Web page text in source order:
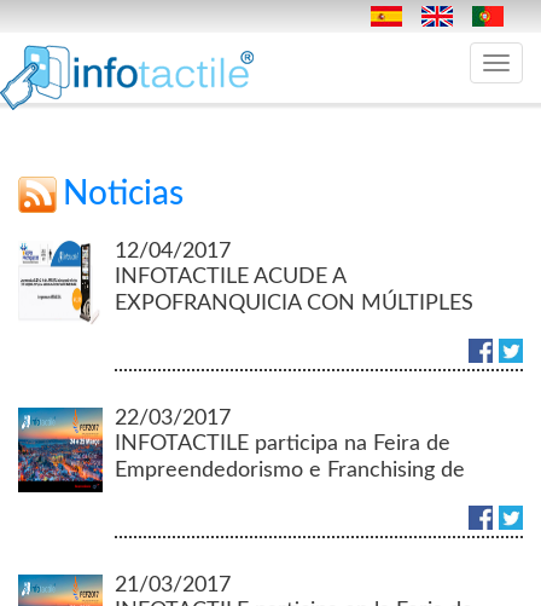
Toggle
Noticias
12/04/2017
INFOTACTILE ACUDE A
EXPOFRANQUICIA CON MÚLTIPLES
22/03/2017
INFOTACTILE participa na Feira de
Empreendedorismo e Franchising de
21/03/2017